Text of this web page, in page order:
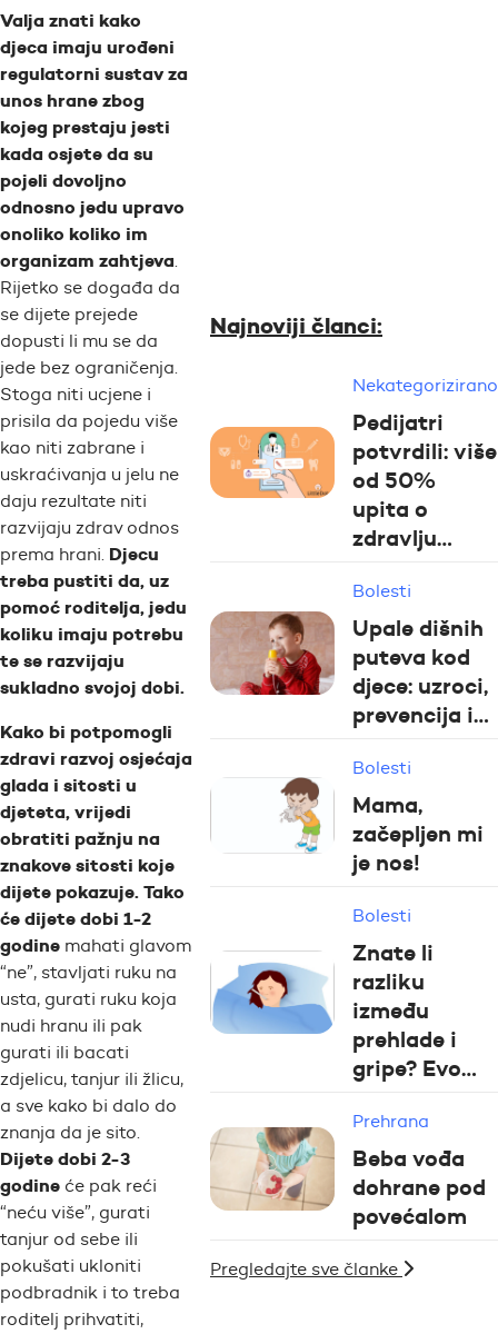
Valja znati kako
djeca imaju urođeni
regulatorni sustav za
unos hrane zbog
kojeg prestaju jesti
kada osjete da su
pojeli dovoljno
odnosno jedu upravo
onoliko koliko im
organizam zahtjeva.
Rijetko se događa da
se dijete prejede
dopusti li mu se da
jede bez ograničenja.
Stoga niti ucjene i
prisila da pojedu više
kao niti zabrane i
uskraćivanja u jelu ne
daju rezultate niti
razvijaju zdrav odnos
prema hrani. Djecu
treba pustiti da, uz
pomoć roditelja,jedu
koliku imaju potrebu
te se razvijaju
sukladno svojoj dobi.
Kako bi potpomogli
zdravi razvoj osjećaja
glada i sitosti u
djeteta, vrijedi
obratiti pažnju na
znakove sitosti koje
dijete pokazuje.Tako
će dijete dobi 1-2
godine mahati glavom
“ne”, stavljati ruku na
usta, gurati ruku koja
nudi hranu ili pak
gurati ili bacati
zdjelicu, tanjur ili žlicu,
a sve kako bi dalo do
znanja da je sito.
Dijete dobi 2-3
godine će pak reći
“neću više”, gurati
tanjur od sebe ili
pokušati ukloniti
podbradnik i to treba
roditelj prihvatiti,
Najnoviji članci:
Nekategorizirano
Pedijatri
potvrdili: više
od 50%
upita o
zdravlju…
Bolesti
Upale dišnih
puteva kod
djece: uzroci,
prevencija i…
Bolesti
Mama,
začepljen mi
je nos!
Bolesti
Znate li
razliku
između
prehlade i
gripe? Evo…
Prehrana
Beba vođa
dohrane pod
povećalom
Pregledajte sve članke